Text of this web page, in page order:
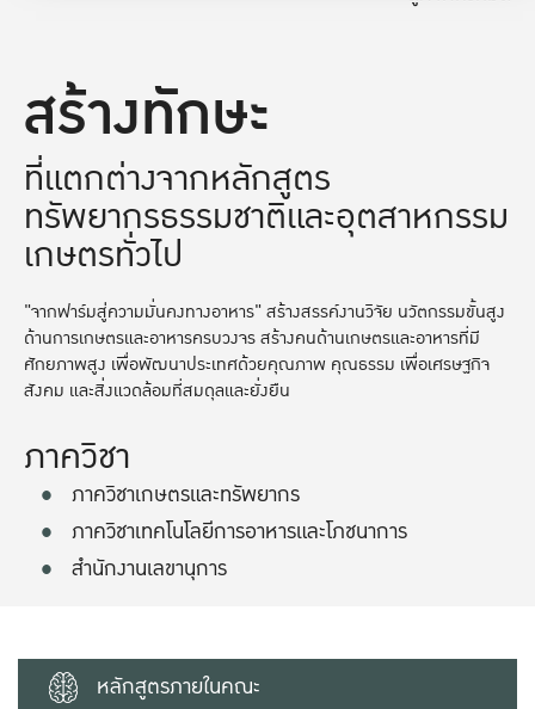
สร้างทักษะ
ที่แตกต่างจากหลักสูตร
ทรัพยากรธรรมชาติและอุตสาหกรรม
เกษตรทั่วไป
"จากฟาร์มสู่ความมั่นคงทางอาหาร" สร้างสรรค์งานวิจัย นวัตกรรมขั้นสูง
ด้านการเกษตรและอาหารครบวงจร สร้างคนด้านเกษตรและอาหารที่มี
ศักยภาพสูง เพื่อพัฒนาประเทศด้วยคุณภาพ คุณธรรม เพื่อเศรษฐกิจ
สังคม และสิ่งแวดล้อมที่สมดุลและยั่งยืน
ภาควิชา
ภาควิชาเกษตรและทรัพยากร
ภาควิชาเทคโนโลยีการอาหารและโภชนาการ
สำนักงานเลขานุการ
หลักสูตรภายในคณะ